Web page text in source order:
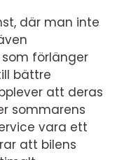
där man inte
förlänger
bättre
att deras
sommarens
vara ett
att bilens